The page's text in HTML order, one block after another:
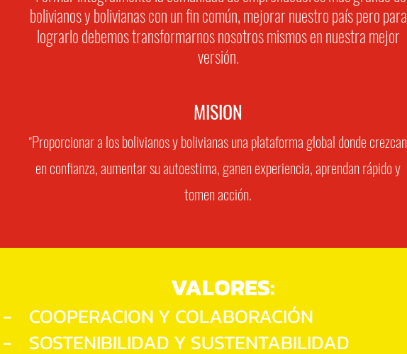
bolivianos y bolivianas con un fin común, mejorar nuestro país pero para
lograrlo debemos transformarnos nosotros mismos en nuestra mejor
versión.
MISION
"Proporcionar a los bolivianos y bolivianas una plataforma global donde crezcan
en confianza, aumentar su autoestima, ganen experiencia, aprendan rápido y
tomen acción.
VALORES:
- COOPERACION Y COLABORACIÓN
- SOSTENIBILIDAD Y SUSTENTABILIDAD